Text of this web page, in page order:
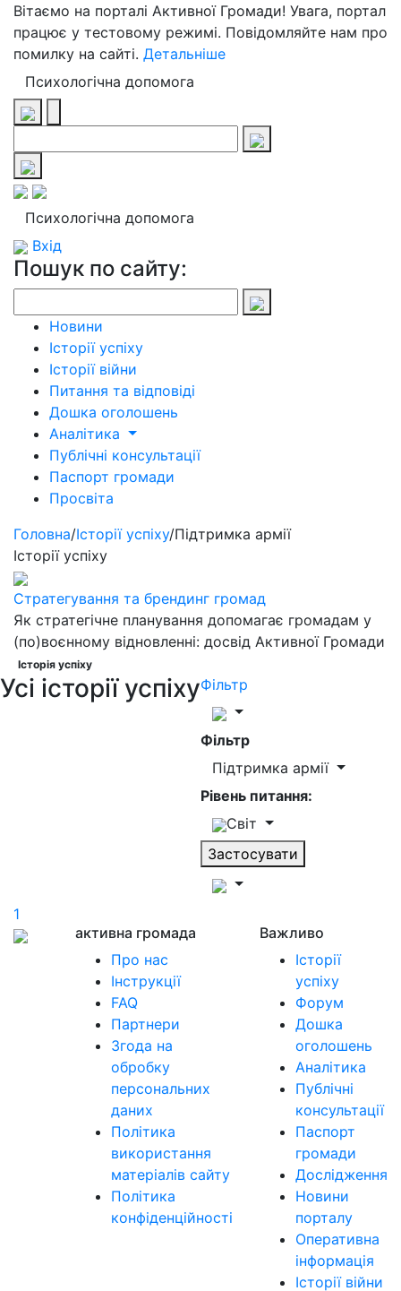
Вітаємо на порталі Активної Громади! Увага, портал
працює у тестовому режимі. Повідомляйте нам про
помилку на сайті. Детальніше
Психологічна допомога
Психологічна допомога
Вхід
Пошук по сайту:
Новини
Історії успіху
Історії війни
Питання та відповіді
Дошка оголошень
Аналітика
Публічні консультації
Паспорт громади
Просвіта
Головна/Історії успіху/Підтримка армії
Історії успіху
Стратегування та брендинг громад
Як стратегічне планування допомагає громадам у
(по)воєнному відновленні: досвід Активної Громади
Історія успіху
Усі історії успіхуФільтр
Фільтр
Підтримка армії
Рівень питання:
Світ
Застосувати
1
активна громада
Про нас
Інструкції
FAQ
Партнери
Згода на
обробку
персональних
даних
Політика
використання
матеріалів сайту
Політика
конфіденційності
Важливо
Історії
успіху
Форум
Дошка
оголошень
Аналітика
Публічні
консультації
Паспорт
громади
Дослідження
Новини
порталу
Оперативна
інформація
Історії війни